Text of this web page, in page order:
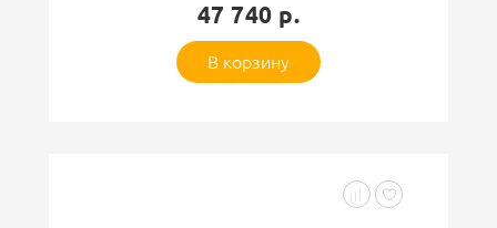
47 740 р.
В корзину